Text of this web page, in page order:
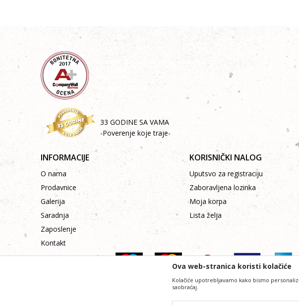
33 GODINE SA VAMA
-Poverenje koje traje-
INFORMACIJE
O nama
Prodavnice
Galerija
Saradnja
Zaposlenje
Kontakt
KORISNIČKI NALOG
Uputsvo za registraciju
Zaboravljena lozinka
Moja korpa
Lista želja
Nastojimo da budemo što precizniji i profesionalniji u opisu
Ova web-stranica koristi kolačiće
Kolačiće upotrebljavamo kako bismo
saobraćaj.